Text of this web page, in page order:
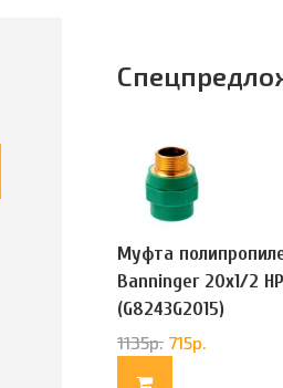
Муфта
Banninger 20х1/2 НР
(G8243G2015)
1135р. 715р.